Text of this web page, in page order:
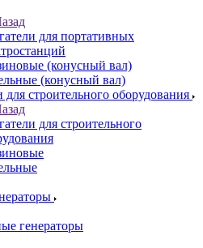
для портативных
(конусный вал)
(конусный вал)
для строительного оборудования
для строительного
генераторы